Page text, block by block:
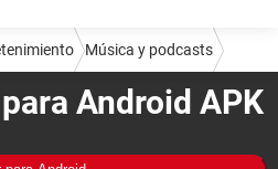
Android APK
Música y podcasts